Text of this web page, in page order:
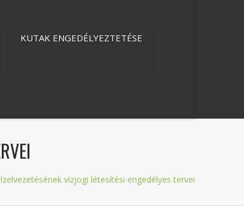
KUTAK ENGEDÉLYEZTETÉSE
vízjogi létesítési engedélyes tervei